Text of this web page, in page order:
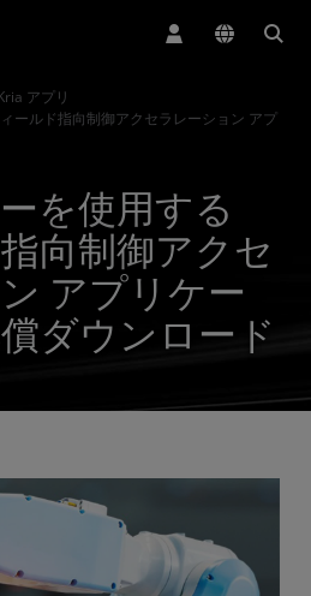
アプリ
ールド指向制御アクセラレーション アプ
を使用する
向制御アクセ
アプリケー
ダウンロード